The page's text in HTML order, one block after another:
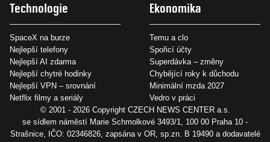
Technologie
SpaceX na burze
Nejlepší telefony
Nejlepší AI zdarma
Nejlepší chytré hodinky
Nejlepší VPN – srovnání
Netflix filmy a seriály
Ekonomika
Temu a clo
Spořicí účty
Superdávka – změny
Chybějící roky k důchodu
Minimální mzda 2027
Vedro v práci
© 2001 - 2026 Copyright CZECH NEWS CENTER a.s.
se sídlem náměstí Marie Schmolkové 3493/1, 100 00 Praha 10 -
Strašnice, IČO: 02346826, zapsána v OR, sp.zn. B 19490 a dodavatelé